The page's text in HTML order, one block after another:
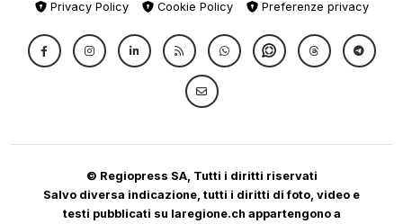
Privacy Policy
Cookie Policy Preferenze privacy
© Regiopress SA, Tutti i diritti riservati
Salvo diversa indicazione, tutti i diritti di foto, video e
testi pubblicati su laregione.ch appartengono a